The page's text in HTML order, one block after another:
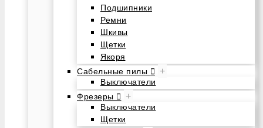
Подшипники
Ремни
Шкивы
Щетки
Якоря
Сабельные пилы
+
Выключатели
Фрезеры
+
Выключатели
Щетки